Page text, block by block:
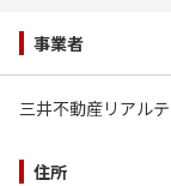
事業者
三井不動産リアル
住所